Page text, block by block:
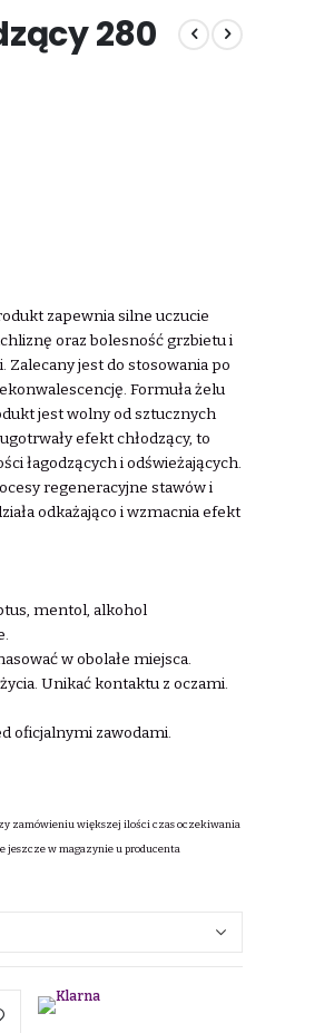
280
zapewnia silne uczucie
oraz bolesność grzbietu i
jest do stosowania po
Formuła żelu
jest wolny od sztucznych
efekt chłodzący, to
łagodzących i odświeżających.
regeneracyjne stawów i
odkażająco i wzmacnia efekt
mentol, alkohol
w obolałe miejsca.
Unikać kontaktu z oczami.
oficjalnymi zawodami.
zamówieniu większej ilości czas oczekiwania
jeszcze w magazynie u producenta